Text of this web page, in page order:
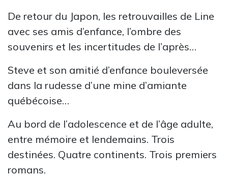
De retour du Japon, les retrouvailles de Line
avec ses amis d’enfance, l’ombre des
souvenirs et les incertitudes de l’après…
Steve et son amitié d’enfance bouleversée
dans la rudesse d’une mine d’amiante
québécoise…
Au bord de l’adolescence et de l’âge adulte,
entre mémoire et lendemains. Trois
destinées. Quatre continents. Trois premiers
romans.